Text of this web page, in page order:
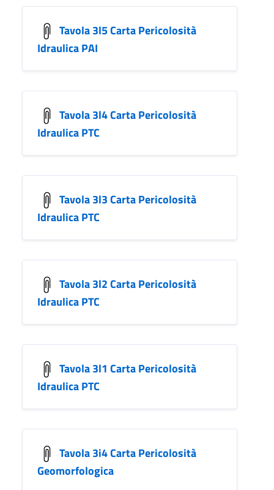
Tavola 3l5 Carta Pericolosità
Idraulica PAI
Tavola 3l4 Carta Pericolosità
Idraulica PTC
Tavola 3l3 Carta Pericolosità
Idraulica PTC
Tavola 3l2 Carta Pericolosità
Idraulica PTC
Tavola 3l1 Carta Pericolosità
Idraulica PTC
Tavola 3i4 Carta Pericolosità
Geomorfologica